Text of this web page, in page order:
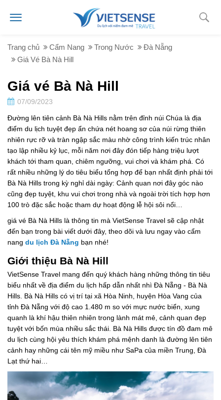
Trang chủ Cẩm Nang Trong Nước
Đà Nẵng
Giá Vé Bà Nà Hill
Giá vé Bà Nà Hill
07/09/2023
Đường lên tiên cảnh Bà Nà Hills nằm trên đỉnh núi Chúa là địa
điểm du lịch tuyệt đẹp ẩn chứa nét hoang sơ của núi rừng thiên
nhiên rực rỡ và tràn ngập sắc màu nhờ công trình kiến trúc nhân
tạo lập nhiều kỷ lục, mỗi năm nơi đây đón tiếp hàng triệu lượt
khách tới tham quan, chiêm ngưỡng, vui chơi và khám phá. Có
rất nhiều những lý do tiêu biểu tổng hợp để bạn nhất định phải tới
Bà Nà Hills trong kỳ nghỉ dài ngày: Cảnh quan nơi đây góc nào
cũng đẹp tuyệt, khu vui chơi trong nhà và ngoài trời tích hợp hơn
100 trò đặc sắc hoặc tham dự hoạt động lễ hội sôi nổi…
giá vé Bà Nà Hills là thông tin mà VietSense Travel sẽ cập nhật
đến bạn trong bài viết dưới đây, theo dõi và lưu ngay vào cẩm
nang du lịch Đà Nẵng bạn nhé!
Giới thiệu Bà Nà Hill
VietSense Travel mang đến quý khách hàng những thông tin tiêu
biểu nhất về địa điểm du lịch hấp dẫn nhất nhì Đà Nẵng - Bà Nà
Hills. Bà Nà Hills có vị trí tại xã Hòa Ninh, huyện Hòa Vang của
tỉnh Đà Nẵng với độ cao 1.480 m so với mực nước biển, xung
quanh là khí hậu thiên nhiên trong lành mát mẻ, cảnh quan đẹp
tuyệt với bốn mùa nhiều sắc thái. Bà Nà Hills được tín đồ đam mê
du lịch cùng hội yêu thích khám phá mệnh danh là đường lên tiên
cảnh hay những cái tên mỹ miều như SaPa của miền Trung, Đà
Lạt thứ hai…